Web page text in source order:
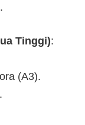
Tinggi):
(A3).